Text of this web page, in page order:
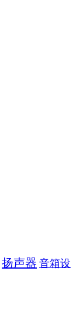
扬声器 音箱设